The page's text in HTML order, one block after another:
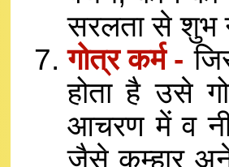
सरलता से शुभ
गोत्र कर्म -
होता है उसे
आचरण में व
जैसे कुम्हार